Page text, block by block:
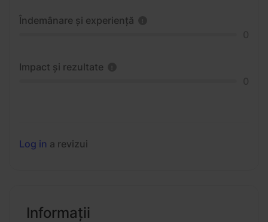
Îndemânare și experiență
Impact și rezultate
Log in a revizui
Informaţii